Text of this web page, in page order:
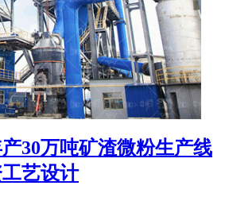
产30万吨矿渣微粉生产线
艺设计